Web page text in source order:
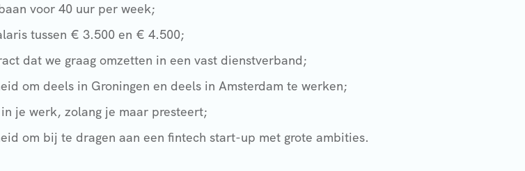
voor 40 uur per week;
tussen € 3.500 en € 4.500;
dat we graag omzetten in een vast dienstverband;
om deels in Groningen en deels in Amsterdam te werken;
je werk, zolang je maar presteert;
om bij te dragen aan een fintech start-up met grote ambities.